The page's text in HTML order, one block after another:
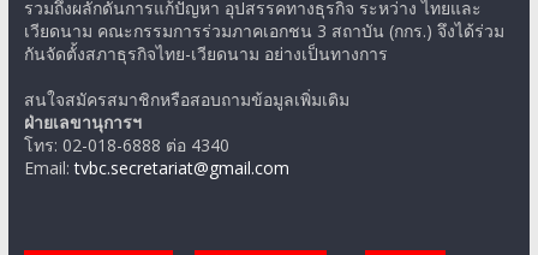
สนใจสมัครสมาชิกหรือสอบถามข้อมูลเพิ่มเติม
ฝ่ายเลขานุการฯ
โทร: 02-018-6888 ต่อ 4340
ข่าวสารและ
เกี่ยวกับเรา